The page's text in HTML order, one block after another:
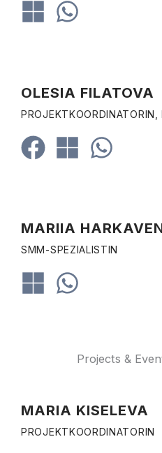
OLESIA FILATOVA
PROJEKTKOORDINATORIN,
MARIIA
SMM-SPEZIALISTIN
Projects &
MARIA KISELEVA
PROJEKTKOORDINATORIN